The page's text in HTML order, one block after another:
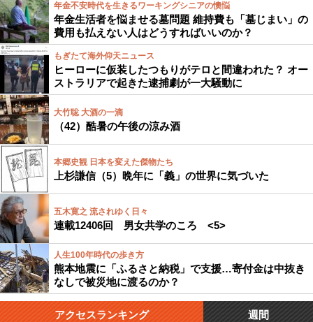
年金不安時代を生きるワーキングシニアの懊悩
年金生活者を悩ませる墓問題 維持費も「墓じまい」の
費用も払えない人はどうすればいいのか？
もぎたて海外仰天ニュース
ヒーローに仮装したつもりがテロと間違われた？ オー
ストラリアで起きた逮捕劇が一大騒動に
大竹聡 大酒の一滴
（42）酷暑の午後の涼み酒
本郷史観 日本を変えた傑物たち
上杉謙信（5）晩年に「義」の世界に気づいた
五木寛之 流されゆく日々
連載12406回 男女共学のころ <5>
人生100年時代の歩き方
熊本地震に「ふるさと納税」で支援…寄付金は中抜き
なしで被災地に渡るのか？
アクセスランキング 週間